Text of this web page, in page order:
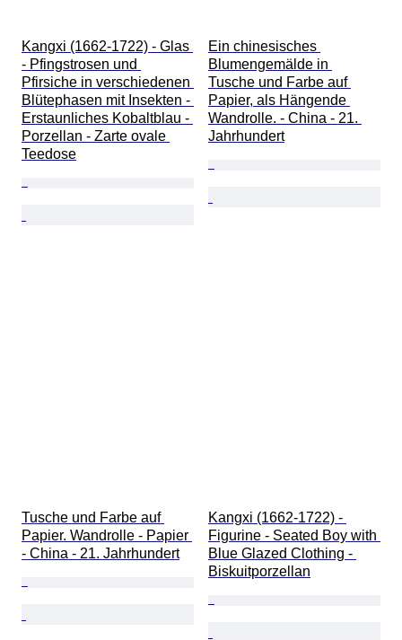
Kangxi (1662-1722) - Glas
- Pfingstrosen und
Pfirsiche in verschiedenen
Blütephasen mit Insekten -
Erstaunliches Kobaltblau -
Porzellan - Zarte ovale
Teedose
Ein chinesisches
Blumengemälde in
Tusche und Farbe auf
Papier, als Hängende
Wandrolle. - China - 21.
Jahrhundert
Tusche und Farbe auf
Papier. Wandrolle - Papier
- China - 21. Jahrhundert
Kangxi (1662-1722) -
Figurine - Seated Boy with
Blue Glazed Clothing -
Biskuitporzellan